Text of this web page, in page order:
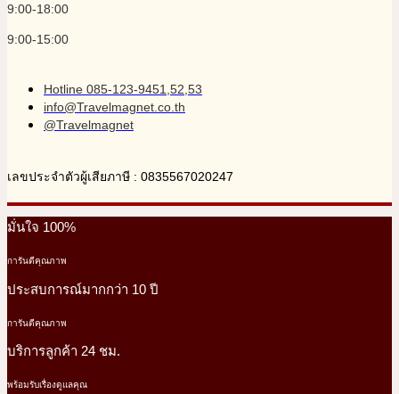
9:00-18:00
9:00-15:00
Hotline 085-123-9451,52,53
info@Travelmagnet.co.th
@Travelmagnet
เลขประจำตัวผู้เสียภาษี : 0835567020247
มั่นใจ 100%
การันตีคุณภาพ
ประสบการณ์มากกว่า 10 ปี
การันตีคุณภาพ
บริการลูกค้า 24 ชม.
พร้อมรับเรื่องดูแลคุณ